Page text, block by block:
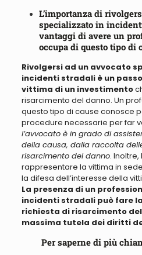
L’importanza di
specializzato in
vantaggi di avere un
occupa di questo tipo di
Rivolgersi ad un avvocato
incidenti stradali è un
vittima di un investimento
risarcimento del danno. Un
questo tipo di cause conosce
procedure necessarie per far
l’avvocato è in grado di
della causa, dalla raccolta
risarcimento del danno. Inoltre,
rappresentare la vittima in
la difesa dell’interesse della
La presenza di un
incidenti stradali può fare
richiesta di risarcimento
massima tutela dei diritti
Per saperne di più